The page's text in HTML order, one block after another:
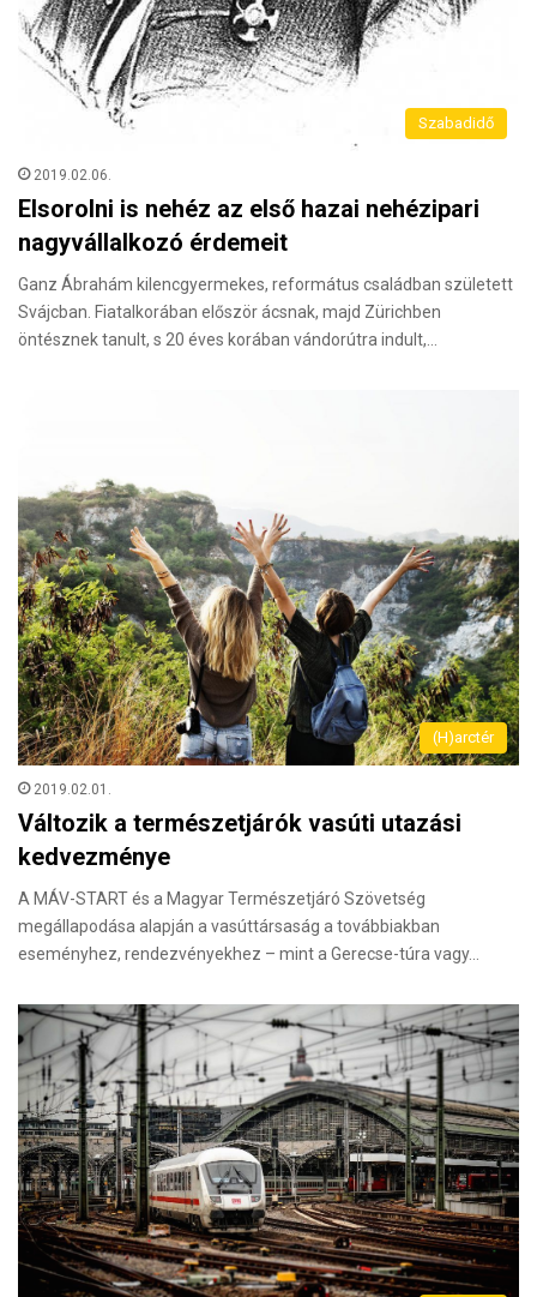
Szabadidő
2019.02.06.
Elsorolni is nehéz az első hazai nehézipari
nagyvállalkozó érdemeit
Ganz Ábrahám kilencgyermekes, református családban született
Svájcban. Fiatalkorában először ácsnak, majd Zürichben
öntésznek tanult, s 20 éves korában vándorútra indult,…
(H)arctér
2019.02.01.
Változik a természetjárók vasúti utazási
kedvezménye
A MÁV-START és a Magyar Természetjáró Szövetség
megállapodása alapján a vasúttársaság a továbbiakban
eseményhez, rendezvényekhez – mint a Gerecse-túra vagy…